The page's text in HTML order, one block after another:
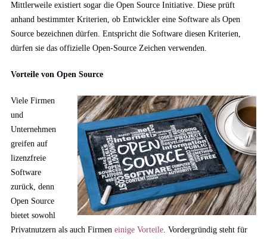
Mittlerweile existiert sogar die Open Source Initiative. Diese prüft
anhand bestimmter Kriterien, ob Entwickler eine Software als Open
Source bezeichnen dürfen. Entspricht die Software diesen Kriterien,
dürfen sie das offizielle Open-Source Zeichen verwenden.
Vorteile von Open Source
Viele Firmen
und
Unternehmen
greifen auf
lizenzfreie
Software
zurück, denn
Open Source
bietet sowohl
Privatnutzern als auch Firmen einige Vorteile. Vordergründig steht für